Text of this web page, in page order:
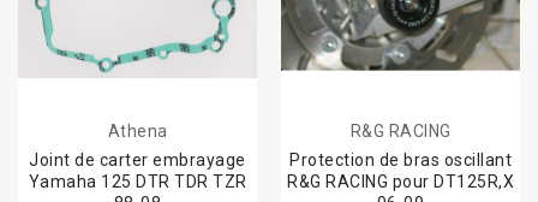
Athena
Joint de carter embrayage
Yamaha 125 DTR TDR TZR
R&G RACING
Protection de bras oscillant
R&G RACING pour DT125R,X